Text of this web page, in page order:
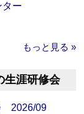
ー
もっと見る »
生涯研修会
2026/09